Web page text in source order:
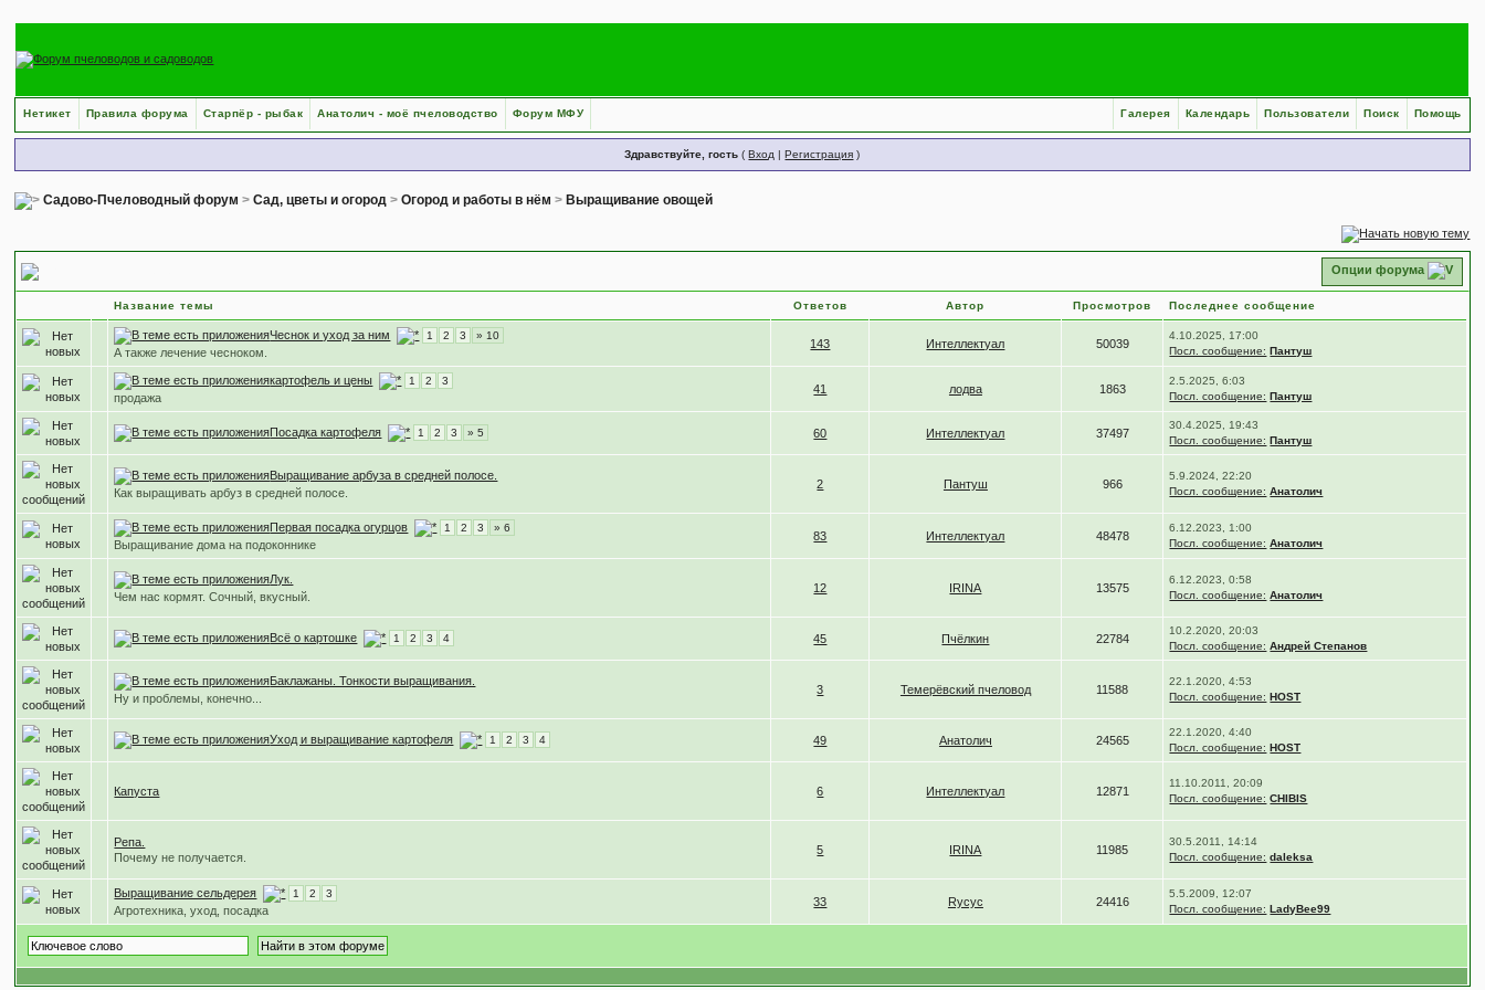
Нетикет Правила форума Старпёр - рыбак Анатолич - моё пчеловодство Форум МФУ Помощь
Поиск
Пользователи
Календарь
Галерея
Здравствуйте, гость (Вход |Регистрация )
Садово-Пчеловодный форум >Сад, цветы и огород >Огород и работы в нём > Выращивание овощей
Опции форума
Название темы Ответов Автор Просмотров Последнее сообщение
Чеснок и уход за ним 1 2 3 » 10
А также лечение чесноком.
143 Интеллектуал 50039
4.10.2025, 17:00
Посл. сообщение: Пантуш
картофель и цены 1 2 3
продажа
41 лодва 1863
2.5.2025, 6:03
Посл. сообщение: Пантуш
Посадка картофеля 1 2 3 » 5 60 Интеллектуал 37497
30.4.2025, 19:43
Посл. сообщение: Пантуш
Выращивание арбуза в средней полосе.
Как выращивать арбуз в средней полосе.
2 Пантуш 966
5.9.2024, 22:20
Посл. сообщение: Анатолич
Первая посадка огурцов 1 2 3 » 6
Выращивание дома на подоконнике
83 Интеллектуал 48478
6.12.2023, 1:00
Посл. сообщение: Анатолич
Лук.
Чем нас кормят. Сочный, вкусный.
12 IRINA 13575
6.12.2023, 0:58
Посл. сообщение: Анатолич
Всё о картошке 1 2 3 4 45 Пчёлкин 22784
10.2.2020, 20:03
Посл. сообщение: Андрей Степанов
Баклажаны. Тонкости выращивания.
Ну и проблемы, конечно...
3 Темерёвский пчеловод 11588
22.1.2020, 4:53
Посл. сообщение: HOST
Уход и выращивание картофеля 1 2 3 4 49 Анатолич 24565
22.1.2020, 4:40
Посл. сообщение: HOST
Капуста 6 Интеллектуал 12871
11.10.2011, 20:09
Посл. сообщение: CHIBIS
Репа.
Почему не получается.
5 IRINA 11985
30.5.2011, 14:14
Посл. сообщение: daleksa
Выращивание сельдерея 1 2 3
Агротехника, уход, посадка
33 Rycyc 24416
5.5.2009, 12:07
Посл. сообщение: LadyBee99